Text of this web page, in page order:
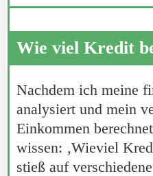
Wie viel Kredit
Nachdem ich meine
analysiert und mein
Einkommen
wissen: ‚Wieviel
stieß auf